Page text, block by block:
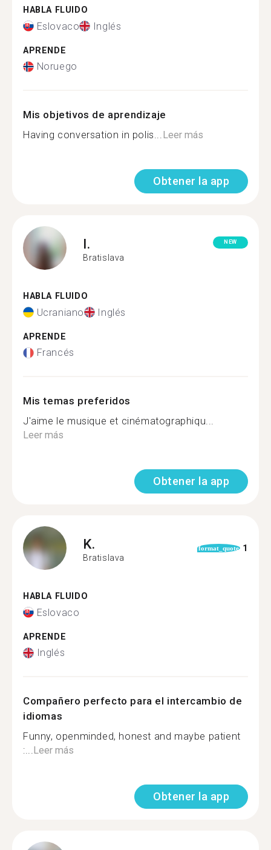
HABLA FLUIDO
Eslovaco Inglés
APRENDE
Noruego
Mis objetivos de aprendizaje
Having conversation in polis...Leer más
Obtener la app
I.
Bratislava
NEW
HABLA FLUIDO
Ucraniano Inglés
APRENDE
Francés
Mis temas preferidos
J'aime le musique et cinématographiqu...
Leer más
Obtener la app
K.
Bratislava
format_quote 1
HABLA FLUIDO
Eslovaco
APRENDE
Inglés
Compañero perfecto para el intercambio de
idiomas
Funny, openminded, honest and maybe patient
:...Leer más
Obtener la app